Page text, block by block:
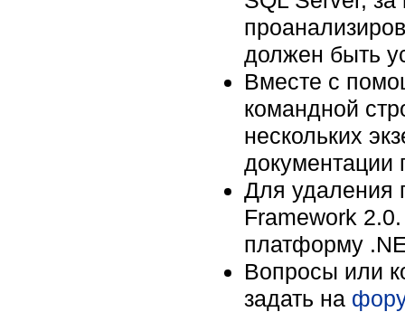
должен быть
Вместе с
командной
нескольких
Для удаления
Framework
платформу
Вопросы или
задать на